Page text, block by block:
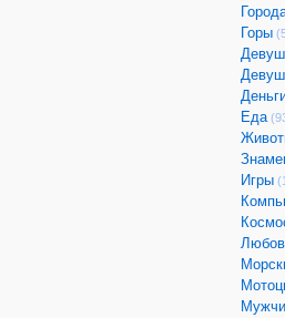
Горы
Еда
Игры